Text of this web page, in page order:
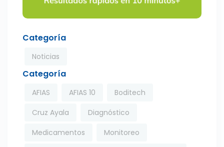
Categoría
Noticias
Categoría
AFIAS AFIAS 10
Boditech
Cruz Ayala
Diagnóstico
Medicamentos
Monitoreo